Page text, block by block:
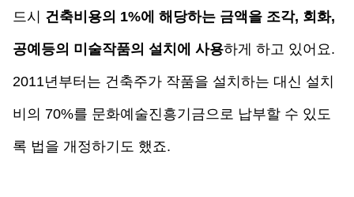
드시 건축비용의 1%에 해당하는 금액을 조각, 회화,
공예등의 미술작품의 설치에 사용하게 하고 있어요.
2011년부터는 건축주가 작품을 설치하는 대신 설치
비의 70%를 문화예술진흥기금으로 납부할 수 있도
록 법을 개정하기도 했죠.